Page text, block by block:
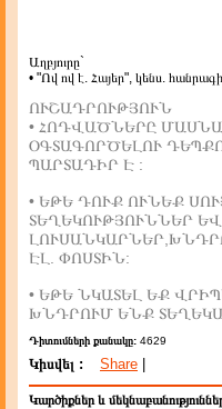
Աղբյուրը`
• "Ով ով է. Հայեր", կենս.
ՈՒՇԱԴՐՈՒԹՅՈՒՆ
• ՀՈԴՎԱԾՆԵՐԸ
ՕԳՏԱԳՈՐԾԵԼՈՒ
ՊԱՐՏԱԴԻՐ Է :
• ԵԹԵ ԴՈՒՔ ՈՒՆԵՔ
ՏԵՂԵԿՈՒԹՅՈՒՆՆԵՐ ԵՎ
ԷԼ. ՓՈՍՏԻՆ:
• ԵԹԵ ՆԿԱՏԵԼ ԵՔ
ԽՆԴՐՈՒՄ ԵՆՔ
Դիտումների քանակը: 4629
Կիսվել : Share
Կարծիքներ և